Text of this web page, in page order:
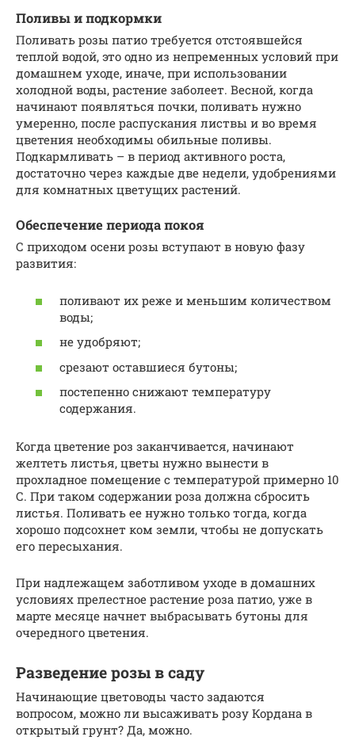
Поливы и подкормки
Поливать розы патио требуется отстоявшейся
теплой водой, это одно из непременных условий при
домашнем уходе, иначе, при использовании
холодной воды, растение заболеет. Весной, когда
начинают появляться почки, поливать нужно
умеренно, после распускания листвы и во время
цветения необходимы обильные поливы.
Подкармливать – в период активного роста,
достаточно через каждые две недели, удобрениями
для комнатных цветущих растений.
Обеспечение периода покоя
С приходом осени розы вступают в новую фазу
развития:
поливают их реже и меньшим количеством
воды;
не удобряют;
срезают оставшиеся бутоны;
постепенно снижают температуру
содержания.
Когда цветение роз заканчивается, начинают
желтеть листья, цветы нужно вынести в
прохладное помещение с температурой примерно 10
С. При таком содержании роза должна сбросить
листья. Поливать ее нужно только тогда, когда
хорошо подсохнет ком земли, чтобы не допускать
его пересыхания.
При надлежащем заботливом уходе в домашних
условиях прелестное растение роза патио, уже в
марте месяце начнет выбрасывать бутоны для
очередного цветения.
Разведение розы в саду
Начинающие цветоводы часто задаются
вопросом, можно ли высаживать розу Кордана в
открытый грунт? Да, можно.